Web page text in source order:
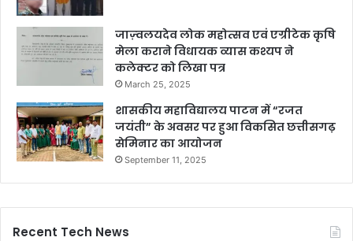
जाज़्वलयदेव लोक महोत्सव एवं एग्रीटेक कृषि
मेला कराने विधायक व्यास कश्यप ने
कलेक्टर को लिखा पत्र
March 25, 2025
शासकीय महाविद्यालय पाटन में “रजत
जयंती” के अवसर पर हुआ विकसित छत्तीसगढ़
सेमिनार का आयोजन
September 11, 2025
Recent Tech News